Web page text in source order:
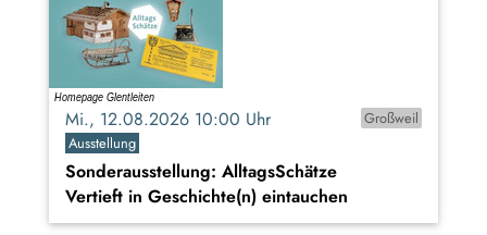
Mi., 12.08.2026 10:00 Uhr
Großweil
Ausstellung
Sonderausstellung: AlltagsSchätze
Vertieft in Geschichte(n) eintauchen